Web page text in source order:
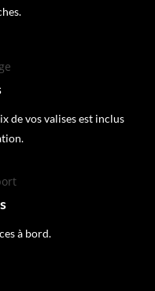
de vos valises est inclus
à bord.